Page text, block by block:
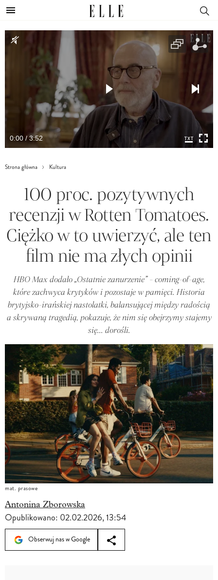
0:00 / 3:52
Strona główna Kultura
100 proc. pozytywnych
recenzji w Rotten Tomatoes.
Ciężko w to uwierzyć, ale ten
film nie ma złych opinii
HBO Max dodało „Ostatnie zanurzenie” - coming-of-age,
które zachwyca krytyków i pozostaje w pamięci. Historia
brytyjsko-irańskiej nastolatki, balansującej między radością
a skrywaną tragedią, pokazuje, że nim się obejrzymy stajemy
się... dorośli.
mat. prasowe
Antonina Zborowska
Opublikowano: 02.02.2026, 13:54
Obserwuj nas w Google